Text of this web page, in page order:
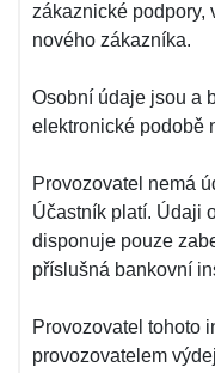
zákaznické podpory,
nového zákazníka.
Osobní údaje jsou a
elektronické podobě
Provozovatel nemá
Účastník platí. Údaji
disponuje pouze
příslušná bankovní
Provozovatel tohoto
provozovatelem